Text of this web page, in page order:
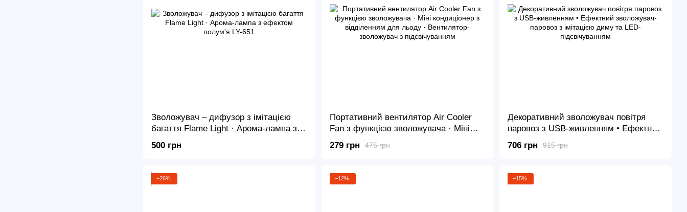
Зволожувач – дифузор з імітацією
багаття Flame Light · Арома-лампа з
ефектом полум'я LY-651
500 грн
Портативний вентилятор Air Cooler
Fan з функцією зволожувача · Міні
кондиціонер з відділенням для льоду
· Вентилятор-зволожувач з
475 грн
279 грн
Декоративний зволожувач повітря
паровоз з USB-живленням • Ефектний
зволожувач-паровоз з імітацією диму
та LED-підсвічуванням
915 грн
706 грн
−26% −12% −15%